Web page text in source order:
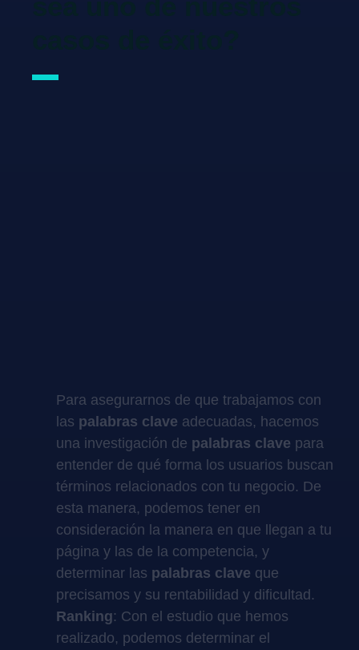
Para asegurarnos de que trabajamos con
las palabras clave adecuadas, hacemos
una investigación de palabras clave para
entender de qué forma los usuarios buscan
términos relacionados con tu negocio. De
esta manera, podemos tener en
consideración la manera en que llegan a tu
página y las de la competencia, y
determinar las palabras clave que
precisamos y su rentabilidad y dificultad.
Ranking: Con el estudio que hemos
realizado, podemos determinar el